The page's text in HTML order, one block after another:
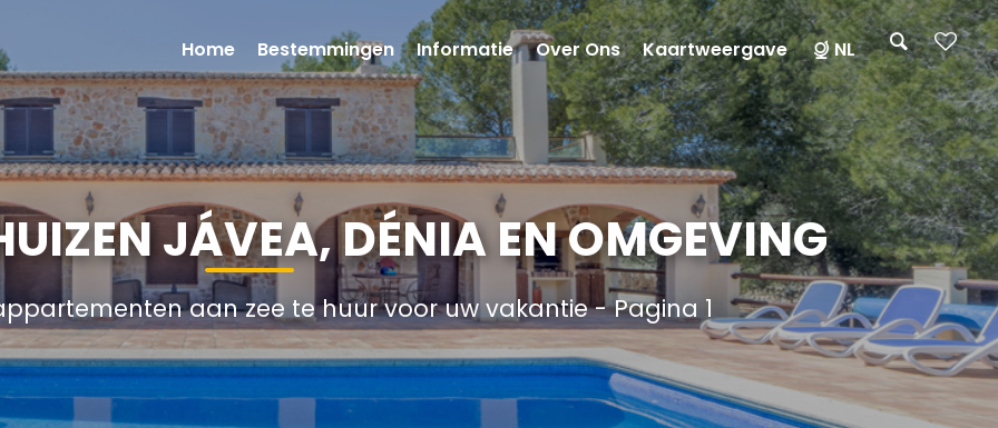
JÁVEA, DÉNIA EN OMGEVING
aan zee te huur voor uw vakantie - Pagina 1
Home Bestemmingen Informatie Over Ons Kaartweergave NL